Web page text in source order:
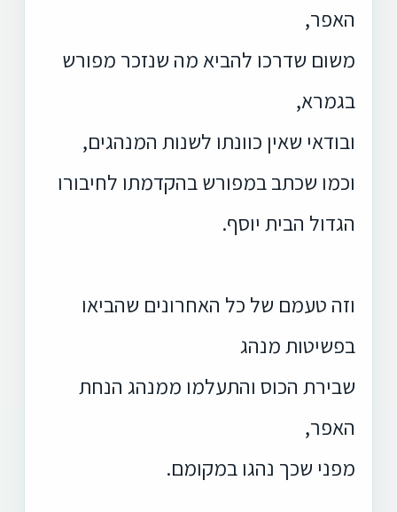
האפר,
משום שדרכו להביא מה שנזכר מפורש
בגמרא,
ובודאי שאין כוונתו לשנות המנהגים,
וכמו שכתב במפורש בהקדמתו לחיבורו
הגדול הבית יוסף.
וזה טעמם של כל האחרונים שהביאו
בפשיטות מנהג
שבירת הכוס והתעלמו ממנהג הנחת
האפר,
מפני שכך נהגו במקומם.